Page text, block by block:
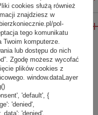
470ml - Licorice
cookies służą również
znajdziesz w
pol-
tego komunikatu
Twoim komputerze.
lub dostępu do nich
Zgodę możesz wycofać
plików cookies z
window.dataLayer
'default', {
'denied',
'denied',